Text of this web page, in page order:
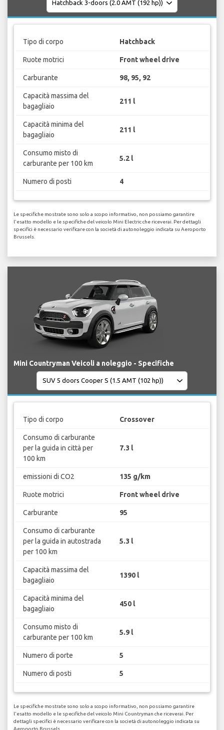
Tipo di corpo Hatchback
Ruote motrici Front wheel drive
Carburante 98, 95, 92
Capacità massima del
bagagliaio
211 l
Capacità minima del
bagagliaio
211 l
Consumo misto di
carburante per 100 km
5.2 l
Numero di posti 4
Le specifiche mostrate sono solo a scopo informativo, non possiamo garantire
l'esatto modello e le specifiche del veicolo Mini Electric che riceverai. Per dettagli
specifici è necessario verificare con la società di autonoleggio indicata su Aeroporto
Brussels.
Mini Countryman Veicoli a noleggio - Specifiche
Tipo di corpo Crossover
Consumo di carburante
per la guida in città per
100 km
7.3 l
emissioni di CO2 135 g/km
Ruote motrici Front wheel drive
Carburante 95
Consumo di carburante
per la guida in autostrada
per 100 km
5.3 l
Capacità massima del
bagagliaio
1390 l
Capacità minima del
bagagliaio
450 l
Consumo misto di
carburante per 100 km
5.9 l
Numero di porte 5
Numero di posti 5
Le specifiche mostrate sono solo a scopo informativo, non possiamo garantire
l'esatto modello e le specifiche del veicolo Mini Countryman che riceverai. Per
dettagli specifici è necessario verificare con la società di autonoleggio indicata su
Aeroporto Brussels.